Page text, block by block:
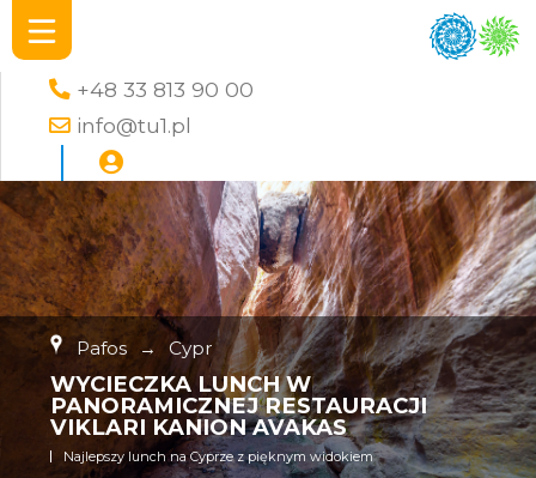
+48 33 813 90 00
info@tu1.pl
Pafos → Cypr
WYCIECZKA LUNCH W
PANORAMICZNEJ RESTAURACJI
VIKLARI KANION AVAKAS
Najlepszy lunch na Cyprze z pięknym widokiem